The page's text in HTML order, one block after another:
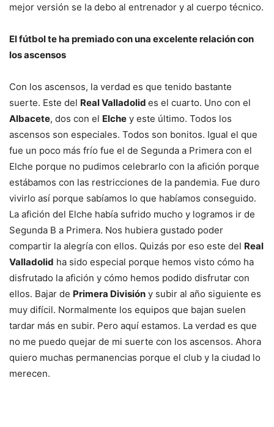
mejor versión se la debo al entrenador y al cuerpo técnico.
El fútbol te ha premiado con una excelente relación con
los ascensos
Con los ascensos, la verdad es que tenido bastante
suerte. Este del Real Valladolid es el cuarto. Uno con el
Albacete, dos con el Elche y este último. Todos los
ascensos son especiales. Todos son bonitos. Igual el que
fue un poco más frío fue el de Segunda a Primera con el
Elche porque no pudimos celebrarlo con la afición porque
estábamos con las restricciones de la pandemia. Fue duro
vivirlo así porque sabíamos lo que habíamos conseguido.
La afición del Elche había sufrido mucho y logramos ir de
Segunda B a Primera. Nos hubiera gustado poder
compartir la alegría con ellos. Quizás por eso este del Real
Valladolid ha sido especial porque hemos visto cómo ha
disfrutado la afición y cómo hemos podido disfrutar con
ellos. Bajar de Primera División y subir al año siguiente es
muy difícil. Normalmente los equipos que bajan suelen
tardar más en subir. Pero aquí estamos. La verdad es que
no me puedo quejar de mi suerte con los ascensos. Ahora
quiero muchas permanencias porque el club y la ciudad lo
merecen.